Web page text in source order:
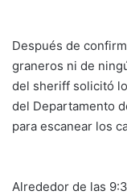
Después de
graneros ni de
del sheriff solicitó
del Departamento
para escanear los
Alrededor de las